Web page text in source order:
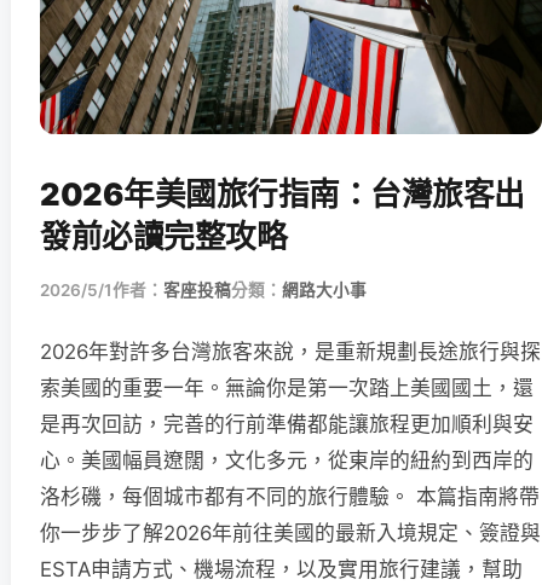
2026年美國旅行指南：台灣旅客出
發前必讀完整攻略
2026/5/1作者： 客座投稿分類： 網路大小事
2026年對許多台灣旅客來說，是重新規劃長途旅行與探
索美國的重要一年。無論你是第一次踏上美國國土，還
是再次回訪，完善的行前準備都能讓旅程更加順利與安
心。美國幅員遼闊，文化多元，從東岸的紐約到西岸的
洛杉磯，每個城市都有不同的旅行體驗。 本篇指南將帶
你一步步了解2026年前往美國的最新入境規定、簽證與
ESTA申請方式、機場流程，以及實用旅行建議，幫助